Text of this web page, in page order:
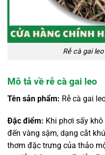
Rễ cà gai
Mô tả về rễ cà gai leo
Tên sản phẩm: Rễ cà gai
Đặc điểm: Khi phơi sấy
đến vàng sậm, dạng cắt
thơm đặc trưng của thảo